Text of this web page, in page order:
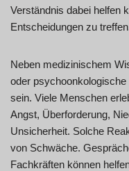
Verständnis dabei helfen
Entscheidungen zu
Neben medizinischem
oder
sein. Viele Menschen
Angst, Überforderung,
Unsicherheit. Solche
von Schwäche.
Fachkräften können